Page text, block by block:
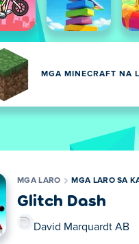
MGA MINECRAFT NA
MGA LARO MGA LARO SA
Glitch Dash
David Marquardt AB